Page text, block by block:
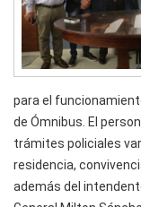
para el
de Ómnibus. El
trámites policiales
residencia,
además del